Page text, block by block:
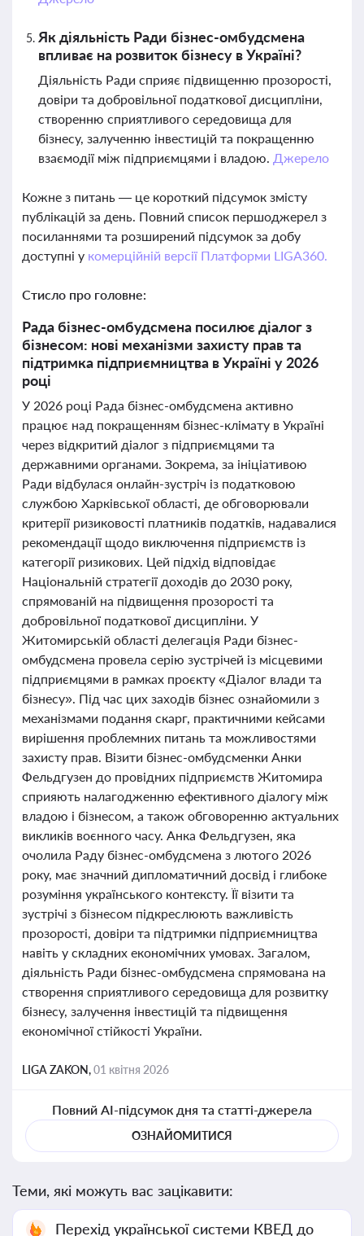
Як діяльність Ради бізнес-омбудсмена
впливає на розвиток бізнесу в Україні?
Діяльність Ради сприяє підвищенню прозорості,
довіри та добровільної податкової дисципліни,
створенню сприятливого середовища для
бізнесу, залученню інвестицій та покращенню
взаємодії між підприємцями і владою. Джерело
Кожне з питань — це короткий підсумок змісту
публікацій за день. Повний список першоджерел з
посиланнями та розширений підсумок за добу
доступні у комерційній версії Платформи LIGA360.
Стисло про головне:
Рада бізнес-омбудсмена посилює діалог з
бізнесом: нові механізми захисту прав та
підтримка підприємництва в Україні у 2026
році
У 2026 році Рада бізнес-омбудсмена активно
працює над покращенням бізнес-клімату в Україні
через відкритий діалог з підприємцями та
державними органами. Зокрема, за ініціативою
Ради відбулася онлайн-зустріч із податковою
службою Харківської області, де обговорювали
критерії ризиковості платників податків, надавалися
рекомендації щодо виключення підприємств із
категорії ризикових. Цей підхід відповідає
Національній стратегії доходів до 2030 року,
спрямованій на підвищення прозорості та
добровільної податкової дисципліни. У
Житомирській області делегація Ради бізнес-
омбудсмена провела серію зустрічей із місцевими
підприємцями в рамках проєкту «Діалог влади та
бізнесу». Під час цих заходів бізнес ознайомили з
механізмами подання скарг, практичними кейсами
вирішення проблемних питань та можливостями
захисту прав. Візити бізнес-омбудсменки Анки
Фельдгузен до провідних підприємств Житомира
сприяють налагодженню ефективного діалогу між
владою і бізнесом, а також обговоренню актуальних
викликів воєнного часу. Анка Фельдгузен, яка
очолила Раду бізнес-омбудсмена з лютого 2026
року, має значний дипломатичний досвід і глибоке
розуміння українського контексту. Її візити та
зустрічі з бізнесом підкреслюють важливість
прозорості, довіри та підтримки підприємництва
навіть у складних економічних умовах. Загалом,
діяльність Ради бізнес-омбудсмена спрямована на
створення сприятливого середовища для розвитку
бізнесу, залучення інвестицій та підвищення
економічної стійкості України.
LIGA ZAKON,01 квітня 2026
Повний AI-підсумок дня та статті-джерела
ОЗНАЙОМИТИСЯ
Теми, які можуть вас зацікавити:
Перехід української системи КВЕД до